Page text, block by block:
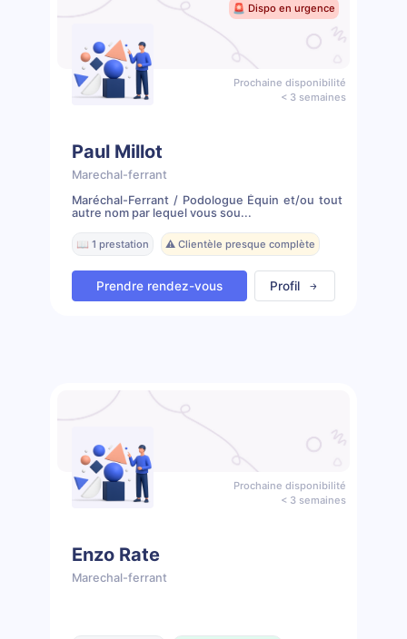
🚨 Dispo en urgence
Prochaine disponibilité
< 3 semaines
Paul Millot
Marechal-ferrant
Maréchal-Ferrant / Podologue Équin et/ou tout
autre nom par lequel vous sou...
📖 1 prestation ⚠️ Clientèle presque complète
Prendre rendez-vous Profil
Prochaine disponibilité
< 3 semaines
Enzo Rate
Marechal-ferrant